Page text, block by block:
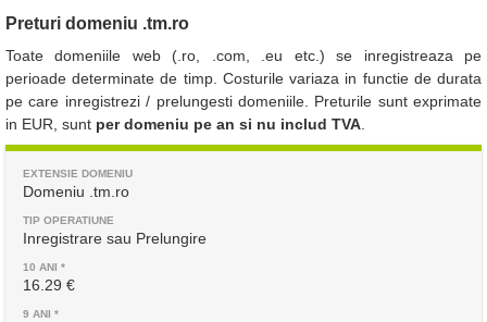
Preturi domeniu .tm.ro
Toate domeniile web (.ro, .com, .eu etc.) se inregistreaza pe
perioade determinate de timp. Costurile variaza in functie de durata
pe care inregistrezi / prelungesti domeniile. Preturile sunt exprimate
in EUR, sunt per domeniu pe an si nu includ TVA
Domeniu .tm.ro
Inregistrare sau Prelungire
16.29 €